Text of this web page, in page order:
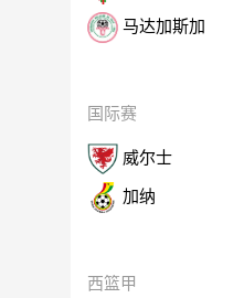
马达加斯加
国际赛
威尔士
加纳
西篮甲